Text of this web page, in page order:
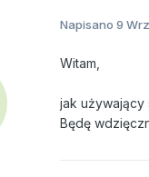
Napisano 9
Witam,
jak używający
Będę